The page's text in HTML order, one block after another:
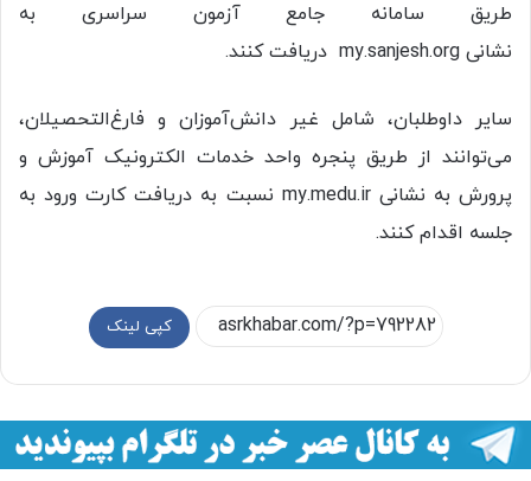
طریق سامانه جامع آزمون سراسری به
نشانی my.sanjesh.org دریافت کنند.
سایر داوطلبان، شامل غیر دانش‌آموزان و فارغ‌التحصیلان،
می‌توانند از طریق پنجره واحد خدمات الکترونیک آموزش و
پرورش به نشانی my.medu.ir نسبت به دریافت کارت ورود به
جلسه اقدام کنند.
کپی لینک